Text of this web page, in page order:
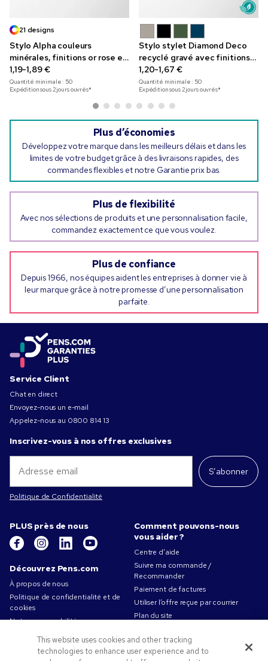
21 designs
Stylo Alpha couleurs
minérales, finitions or rose et
logo en couleur
1,19-1,89 €
Quantité minimale : 50
Expédition sous 2 jours ouvrés*
Stylo stylet Diamond Deco
recyclé gravé avec finitions
or rose
1,20-1,67 €
Quantité minimale : 50
Expédition sous 2 jours ouvrés*
Plus d’économies
Développez votre marque dans les meilleurs délais et dans les
limites de votre budget grâce à des livraisons rapides, des
commandes flexibles et notre Garantie prix bas.
Plus de flexibilité
Avec nos sélections de produits et une personnalisation facile,
commandez exactement ce que vous voulez.
Plus de confiance
Depuis 1966, nos équipes aident les entreprises à donner vie à
leur marque grâce à notre promesse d’une personnalisation
parfaite.
Service Client
Chat en direct
Envoyez-nous un e-mail
Appelez-nous au 0800 814 13
Inscrivez-vous à nos offres exclusives
S’abonner
Politique de Confidentialité
PLUS près de nous
Découvrez Pens.com
À propos de nous
Politique de confidentialité et de
cookies
Notre responsabilité
Conditions d'utilisation
Conditions générales de vente
Comment pouvons-nous
vous aider ?
Centre d’aide
Suivre ma commande /
Recommander
Paiement de factures
Utiliser l’offre reçue par courrier
Plan du site
This website uses cookies and other tracking
technologies to enhance user experience and to